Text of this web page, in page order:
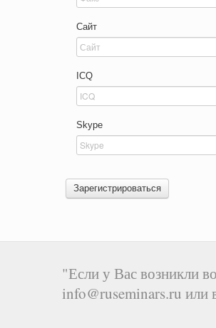
Сайт
ICQ
Skype
Зарегистрироваться
"Если у Вас возникли
info@ruseminars.ru или